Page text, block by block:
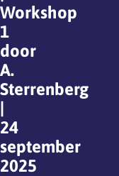
Workshop
1
door
A.
Sterrenberg
24
september
2025